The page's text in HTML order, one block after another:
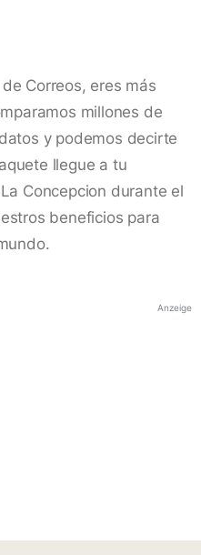
Correos, eres más
millones de
y podemos decirte
llegue a tu
Concepcion durante el
beneficios para
Anzeige